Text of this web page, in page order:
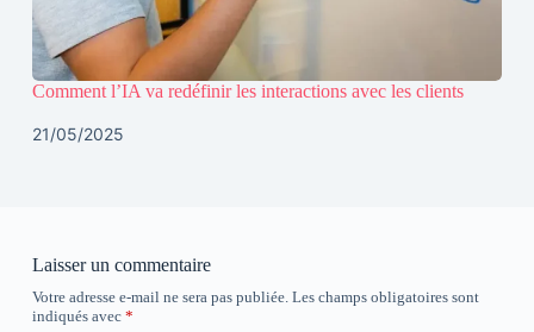
Comment l’IA va redéfinir les interactions avec les clients
21/05/2025
Laisser un commentaire
Votre adresse e-mail ne sera pas publiée. Les champs obligatoires sont
indiqués avec *